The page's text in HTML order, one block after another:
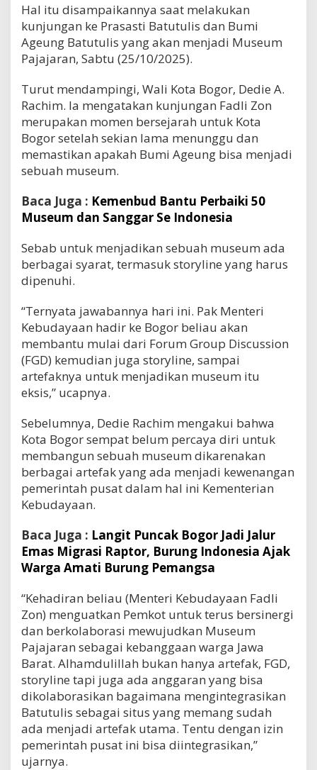
Hal itu disampaikannya saat melakukan
kunjungan ke Prasasti Batutulis dan Bumi
Ageung Batutulis yang akan menjadi Museum
Pajajaran, Sabtu (25/10/2025).
Turut mendampingi, Wali Kota Bogor, Dedie A.
Rachim. Ia mengatakan kunjungan Fadli Zon
merupakan momen bersejarah untuk Kota
Bogor setelah sekian lama menunggu dan
memastikan apakah Bumi Ageung bisa menjadi
sebuah museum.
Baca Juga : Kemenbud Bantu Perbaiki 50
Museum dan Sanggar Se Indonesia
Sebab untuk menjadikan sebuah museum ada
berbagai syarat, termasuk storyline yang harus
dipenuhi.
“Ternyata jawabannya hari ini. Pak Menteri
Kebudayaan hadir ke Bogor beliau akan
membantu mulai dari Forum Group Discussion
(FGD) kemudian juga storyline, sampai
artefaknya untuk menjadikan museum itu
eksis,” ucapnya.
Sebelumnya, Dedie Rachim mengakui bahwa
Kota Bogor sempat belum percaya diri untuk
membangun sebuah museum dikarenakan
berbagai artefak yang ada menjadi kewenangan
pemerintah pusat dalam hal ini Kementerian
Kebudayaan.
Baca Juga : Langit Puncak Bogor Jadi Jalur
Emas Migrasi Raptor, Burung Indonesia Ajak
Warga Amati Burung Pemangsa
“Kehadiran beliau (Menteri Kebudayaan Fadli
Zon) menguatkan Pemkot untuk terus bersinergi
dan berkolaborasi mewujudkan Museum
Pajajaran sebagai kebanggaan warga Jawa
Barat. Alhamdulillah bukan hanya artefak, FGD,
storyline tapi juga ada anggaran yang bisa
dikolaborasikan bagaimana mengintegrasikan
Batutulis sebagai situs yang memang sudah
ada menjadi artefak utama. Tentu dengan izin
pemerintah pusat ini bisa diintegrasikan,”
ujarnya.